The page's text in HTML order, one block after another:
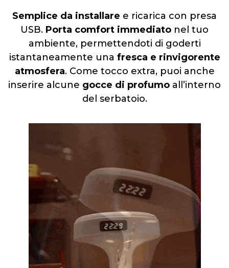
Semplice da installare e ricarica con presa
USB. Porta comfort immediato nel tuo
ambiente, permettendoti di goderti
istantaneamente una fresca e rinvigorente
atmosfera. Come tocco extra, puoi anche
inserire alcune gocce di profumo all’interno
del serbatoio.